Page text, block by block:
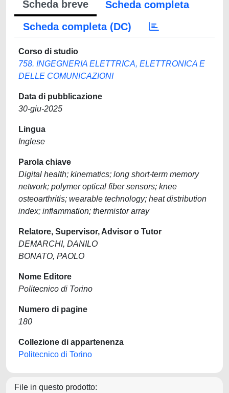
Scheda breve
Scheda completa
Scheda completa (DC)
Corso di studio
758. INGEGNERIA ELETTRICA, ELETTRONICA E
DELLE COMUNICAZIONI
Data di pubblicazione
30-giu-2025
Lingua
Inglese
Parola chiave
Digital health; kinematics; long short-term memory
network; polymer optical fiber sensors; knee
osteoarthritis; wearable technology; heat distribution
index; inflammation; thermistor array
Relatore, Supervisor, Advisor o Tutor
DEMARCHI, DANILO
BONATO, PAOLO
Nome Editore
Politecnico di Torino
Numero di pagine
180
Collezione di appartenenza
Politecnico di Torino
File in questo prodotto: